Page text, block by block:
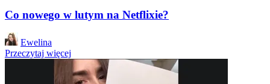
Co nowego w lutym na Netflixie?
Posted
by
Ewelina
Przeczytaj więcej